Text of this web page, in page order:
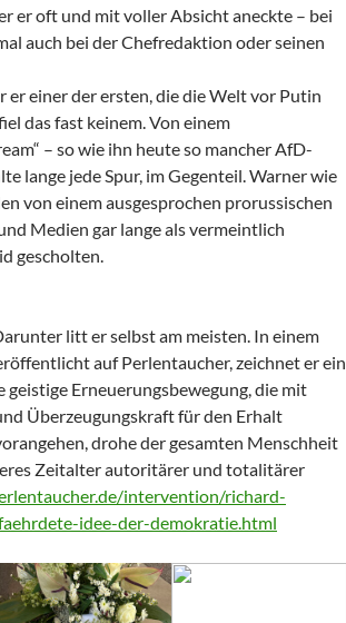
er oft und mit voller Absicht aneckte – bei
auch bei der Chefredaktion oder seinen
er einer der ersten, die die Welt vor Putin
das fast keinem. Von einem
– so wie ihn heute so mancher AfD-
lange jede Spur, im Gegenteil. Warner wie
von einem ausgesprochen prorussischen
Medien gar lange als vermeintlich
gescholten.
litt er selbst am meisten. In einem
auf Perlentaucher, zeichnet er ein
geistige Erneuerungsbewegung, die mit
Überzeugungskraft für den Erhalt
drohe der gesamten Menschheit
Zeitalter autoritärer und totalitärer
intervention/richard-
idee-der-demokratie.html